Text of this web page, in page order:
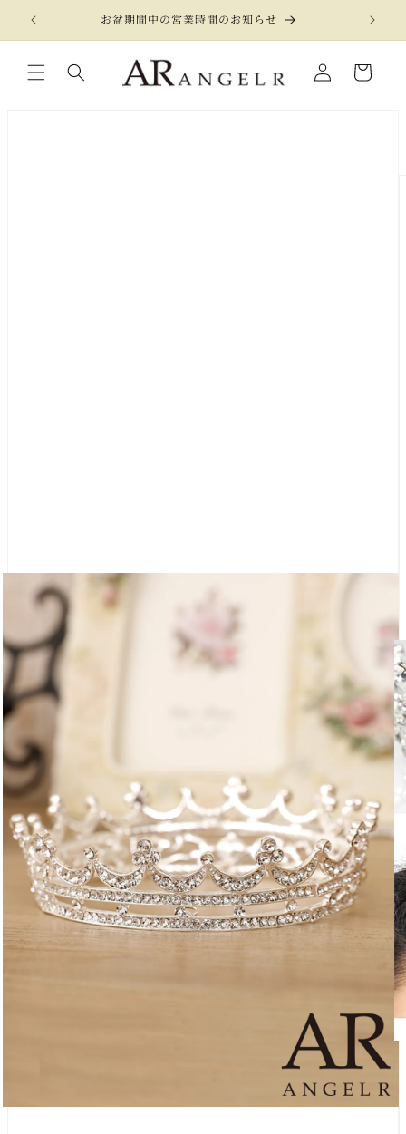
ンツに
進む
お盆期間中の営業時間のお知らせ
【公式】ANGEL R（エンジェルアール）高級キャバドレス通販サイト キャバドレス専門店 キャバ ドレス キャバクラドレス
LOGIN
ー